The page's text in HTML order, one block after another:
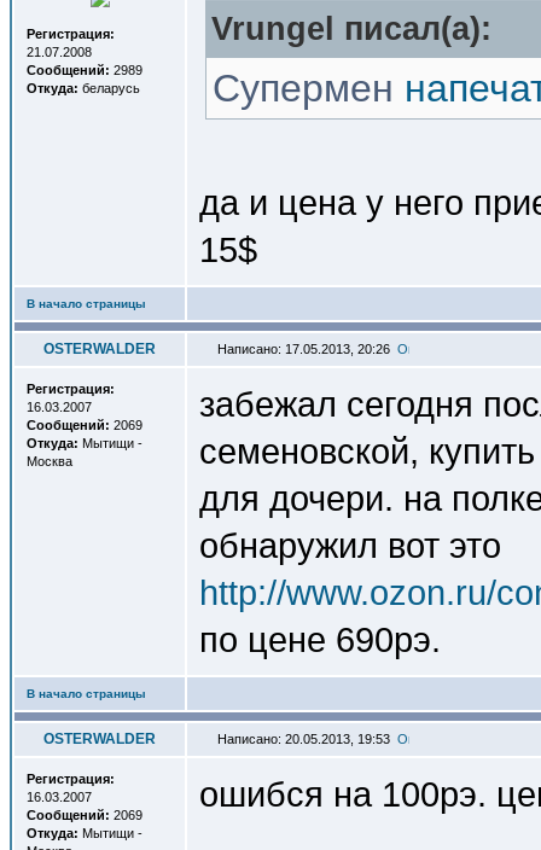
Регистрация:
21.07.2008
Сообщений: 2989
Откуда: беларусь
Vrungel писал(a):
Супермен
да и цена у него
15$
В начало страницы
OSTERWALDER Написано: 17.05.2013, 20:26
Регистрация:
16.03.2007
Сообщений: 2069
Откуда: Мытищи -
Москва
забежал сегодня
семеновской,
для дочери. на
обнаружил вот это
http://www.ozon.ru/
по цене 690рэ.
В начало страницы
OSTERWALDER Написано: 20.05.2013, 19:53
Регистрация:
16.03.2007
Сообщений: 2069
Откуда: Мытищи -
ошибся на 100рэ.